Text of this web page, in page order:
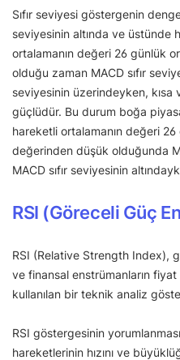
Sıfır seviyesi göstergenin denge
seviyesinin altında ve üstünde
ortalamanın değeri 26 günlük
olduğu zaman MACD sıfır
seviyesinin üzerindeyken,
güçlüdür. Bu durum boğa
hareketli ortalamanın değeri
değerinden düşük olduğunda
MACD sıfır seviyesinin
RSI (Göreceli Güç
RSI (Relative Strength Index),
ve finansal enstrümanların
kullanılan bir teknik analiz
RSI göstergesinin
hareketlerinin hızını ve